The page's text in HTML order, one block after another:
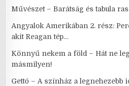
Művészet – Barátság és tabula
Angyalok Amerikában 2. rész:
akit Reagan tép…
Könnyű nekem a föld – Hát ne
másmilyen!
Gettó – A színház a legnehezebb